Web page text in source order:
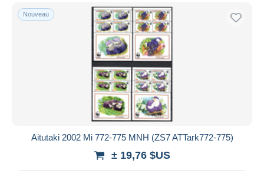
Nouveau
Aitutaki 2002 Mi 772-775 MNH (ZS7 ATTark772-775)
± 19,76 $US